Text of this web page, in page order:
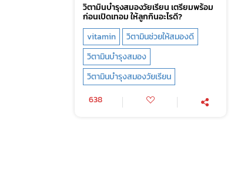
วิตามินบำรุงสมองวัยเรียน เตรียมพร้อม
ก่อนเปิดเทอม ให้ลูกกินอะไรดี?
vitamin
วิตามินช่วยให้สมองดี
วิตามินบำรุงสมอง
วิตามินบำรุงสมองวัยเรียน
638